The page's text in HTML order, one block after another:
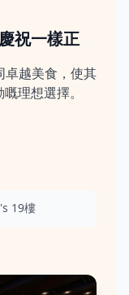
祝一樣正
卓越美食，使其
理想選擇。
19樓